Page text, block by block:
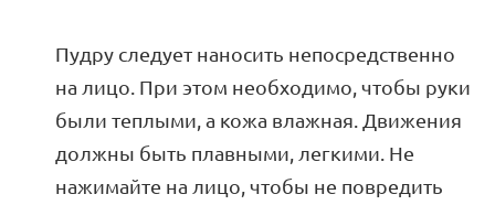
Пудру следует наносить непосредственно
на лицо. При этом необходимо, чтобы руки
были теплыми, а кожа влажная. Движения
должны быть плавными, легкими. Не
нажимайте на лицо, чтобы не повредить